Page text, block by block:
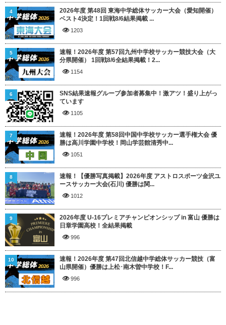
2026年度 第48回 東海中学総体サッカー大会（愛知開催）
ベスト4決定！1回戦8/6結果掲載 ...
1203
4
速報！2026年度 第57回九州中学校サッカー競技大会（大
分県開催） 1回戦8/6全結果掲載！2...
1154
5
SNS結果速報グループ参加者募集中！激アツ！盛り上がっ
ています
1105
6
速報！2026年度 第58回中国中学校サッカー選手権大会 優
勝は高川学園中学校！岡山学芸館清秀中...
1051
7
速報！【優勝写真掲載】2026年度 アストロスポーツ金沢ユ
ースサッカー大会(石川) 優勝は関...
1012
8
2026年度 U-16プレミアチャンピオンシップ in 富山 優勝は
日章学園高校！全結果掲載
996
9
速報！2026年度 第47回北信越中学総体サッカー競技（富
山県開催）優勝は上松･南木曽中学校！F...
996
10